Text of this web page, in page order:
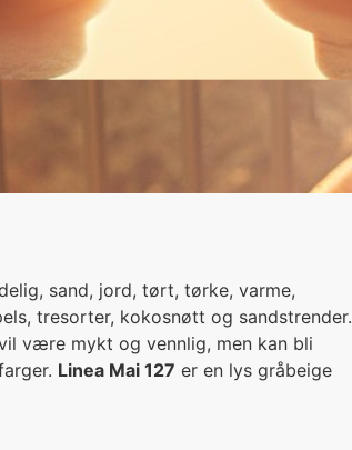
sand, jord, tørt, tørke, varme,
tresorter, kokosnøtt og sandstrender.
være mykt og vennlig, men kan bli
Linea Mai 127 er en lys gråbeige